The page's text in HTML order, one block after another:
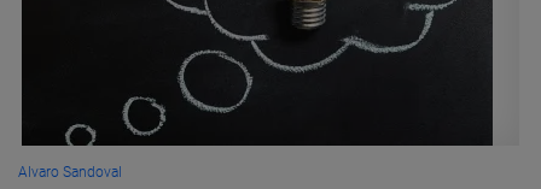
Alvaro Sandoval